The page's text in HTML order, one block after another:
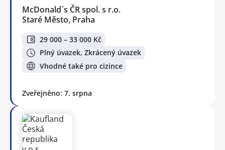
McDonald`s ČR spol. s r.o.
Staré Město, Praha
29 000 – 33 000 Kč
Plný úvazek, Zkrácený úvazek
Vhodné také pro cizince
Zveřejněno: 7. srpna